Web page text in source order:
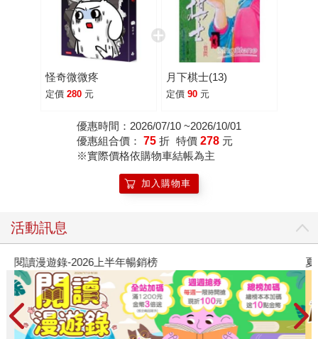
怪奇微微疼
定價 280 元
月下棋士(13)
定價 90 元
優惠時間：2026/07/10 ~2026/10/01
優惠組合價： 75 折 特價 278 元
※實際價格依購物車結帳為主
加入購物車
活動訊息
閱讀漫遊錄-2026上半年暢銷榜